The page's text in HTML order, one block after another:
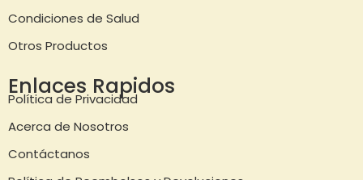
Condiciones de Salud
Otros Productos
Enlaces Rapidos
Política de Privacidad
Acerca de Nosotros
Contáctanos